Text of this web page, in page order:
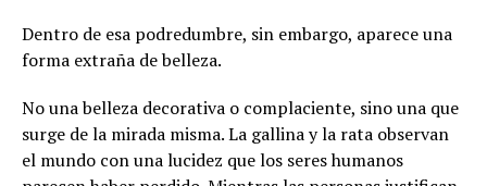
Dentro de esa podredumbre, sin embargo, aparece una
forma extraña de belleza.
No una belleza decorativa o complaciente, sino una que
surge de la mirada misma. La gallina y la rata observan
el mundo con una lucidez que los seres humanos